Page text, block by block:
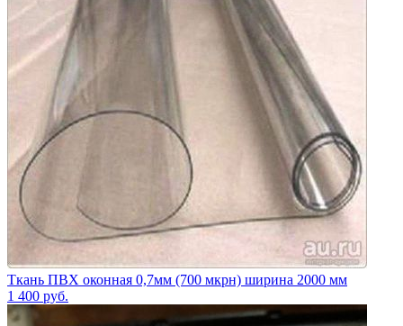
Ткань ПВХ оконная 0,7мм (700 мкрн) ширина 2000 мм
1 400 руб.